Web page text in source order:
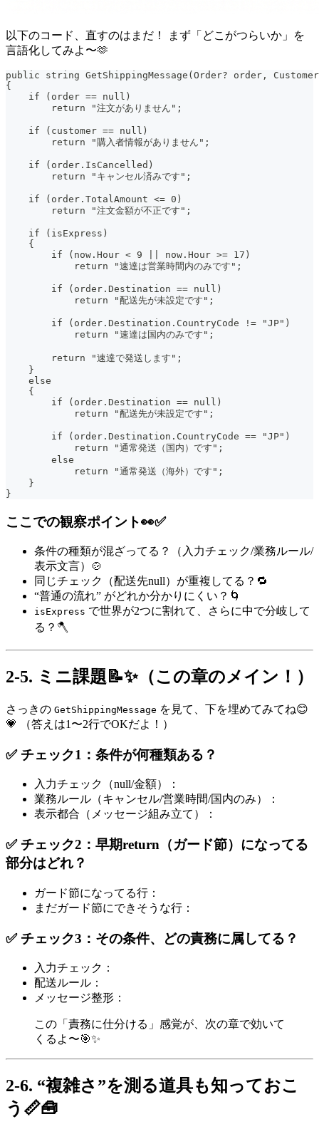
以下のコード、直すのはまだ！ まず「どこがつらいか」を
言語化してみよ〜🫶
public string GetShippingMessage(Order? order,
{
    if (order == null)
        return "注文がありません";
    if (customer == null)
        return "購入者情報がありません";
    if (order.IsCancelled)
        return "キャンセル済みです";
    if (order.TotalAmount <= 0)
        return "注文金額が不正です";
    if (isExpress)
    {
        if (now.Hour < 9 || now.Hour >= 17)
            return "速達は営業時間内のみです";
        if (order.Destination == null)
            return "配送先が未設定です";
        if (order.Destination.CountryCode != "JP")
            return "速達は国内のみです";
        return "速達で発送します";
    }
    else
    {
        if (order.Destination == null)
            return "配送先が未設定です";
        if (order.Destination.CountryCode == "JP")
            return "通常発送（国内）です";
        else
            return "通常発送（海外）です";
    }
}
ここでの観察ポイント👀✅
条件の種類が混ざってる？（入力チェック/業務ルール/
表示文言）🍲
同じチェック（配送先null）が重複してる？🔁
“普通の流れ” がどれか分かりにくい？🌀
isExpress で世界が2つに割れて、さらに中で分岐して
る？🪓
2-5. ミニ課題📝✨（この章のメイン！）
さっきの GetShippingMessage を見て、下を埋めてみてね😊
💗 （答えは1〜2行でOKだよ！）
✅ チェック1：条件が何種類ある？
入力チェック（null/金額）：
業務ルール（キャンセル/営業時間/国内のみ）：
表示都合（メッセージ組み立て）：
✅ チェック2：早期return（ガード節）になってる
部分はどれ？
ガード節になってる行：
まだガード節にできそうな行：
✅ チェック3：その条件、どの責務に属してる？
入力チェック：
配送ルール：
メッセージ整形：
この「責務に仕分ける」感覚が、次の章で効いて
くるよ〜🎯✨
2-6. “複雑さ”を測る道具も知っておこ
う📏🧰